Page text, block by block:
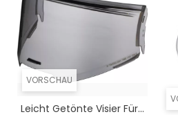
VORSCHAU
Leicht Getönte Visier Für...